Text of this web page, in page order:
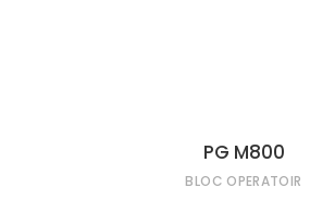
PG M800
BLOC OPERATOIR